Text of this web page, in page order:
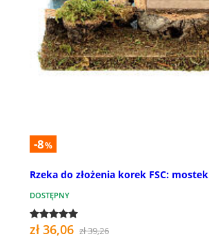
-8%
Rzeka do złożenia korek FSC: mostek
DOSTĘPNY
zł 36,06 zł 39,26